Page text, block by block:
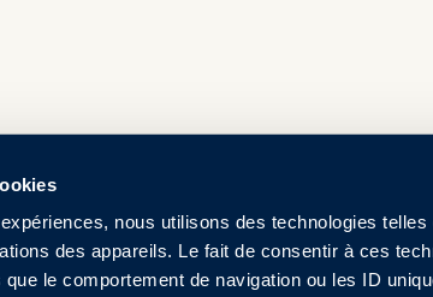
nous utilisons des technologies
des appareils. Le fait de consentir à ces
le comportement de navigation ou les ID